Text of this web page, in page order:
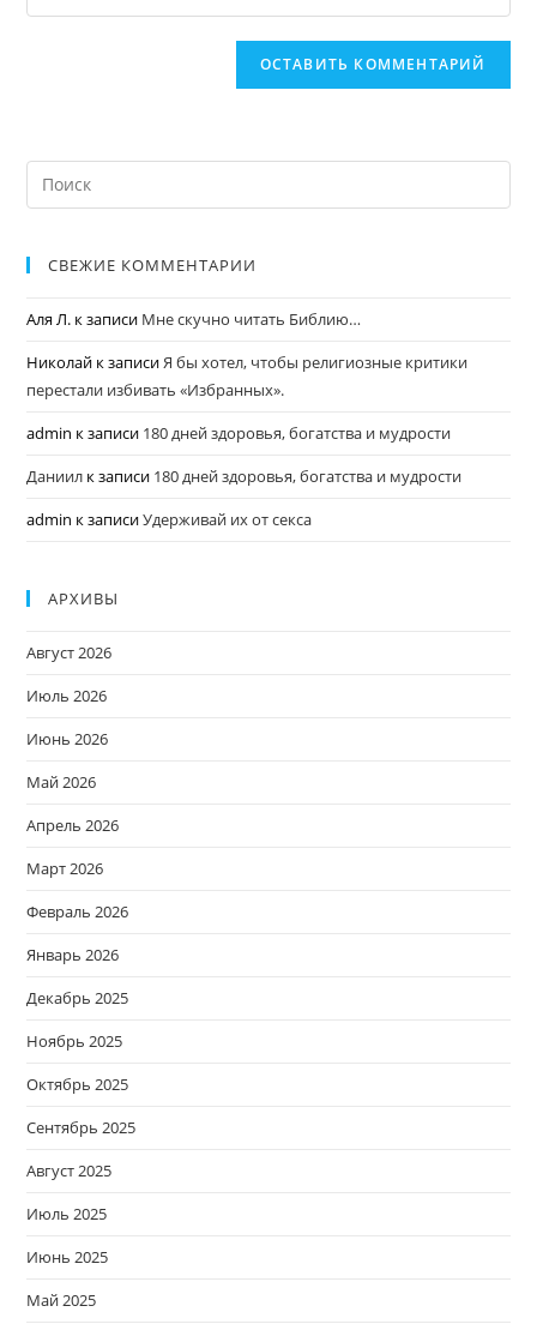
СВЕЖИЕ КОММЕНТАРИИ
Аля Л. к записи Мне скучно читать Библию…
Николай к записиЯ бы хотел, чтобы религиозные критики
перестали избивать «Избранных».
admin к записи 180 дней здоровья, богатства и мудрости
Даниил к записи 180 дней здоровья, богатства и мудрости
admin к записиУдерживай их от секса
АРХИВЫ
Август 2026
Июль 2026
Июнь 2026
Май 2026
Апрель 2026
Март 2026
Февраль 2026
Январь 2026
Декабрь 2025
Ноябрь 2025
Октябрь 2025
Сентябрь 2025
Август 2025
Июль 2025
Июнь 2025
Май 2025